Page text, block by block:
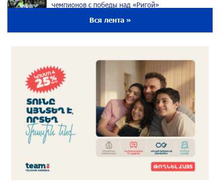
чемпионов с победы над «Ригой»
около одного месяца назад
Аравийским морем
около одного месяца назад
Вопрос об аресте Чалабяна дошел до
Европейского парламента: «Паст»
около одного месяца назад
и чего на самом деле ожидает общество?
Вся лента »